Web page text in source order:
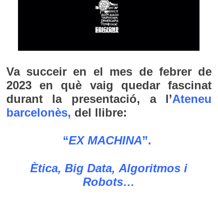
Va succeir en el mes de febrer de
2023 en què vaig quedar fascinat
durant la presentació, a l’Ateneu
barcelonès, del llibre:
“EX MACHINA”.
Ètica, Big Data, Algoritmos i
Robots…